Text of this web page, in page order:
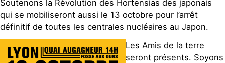
Soutenons la Révolution des Hortensias des japonais
qui se mobiliseront aussi le 13 octobre pour l’arrêt
définitif de toutes les centrales nucléaires au Japon.
Les Amis de la terre
seront présents. Soyons